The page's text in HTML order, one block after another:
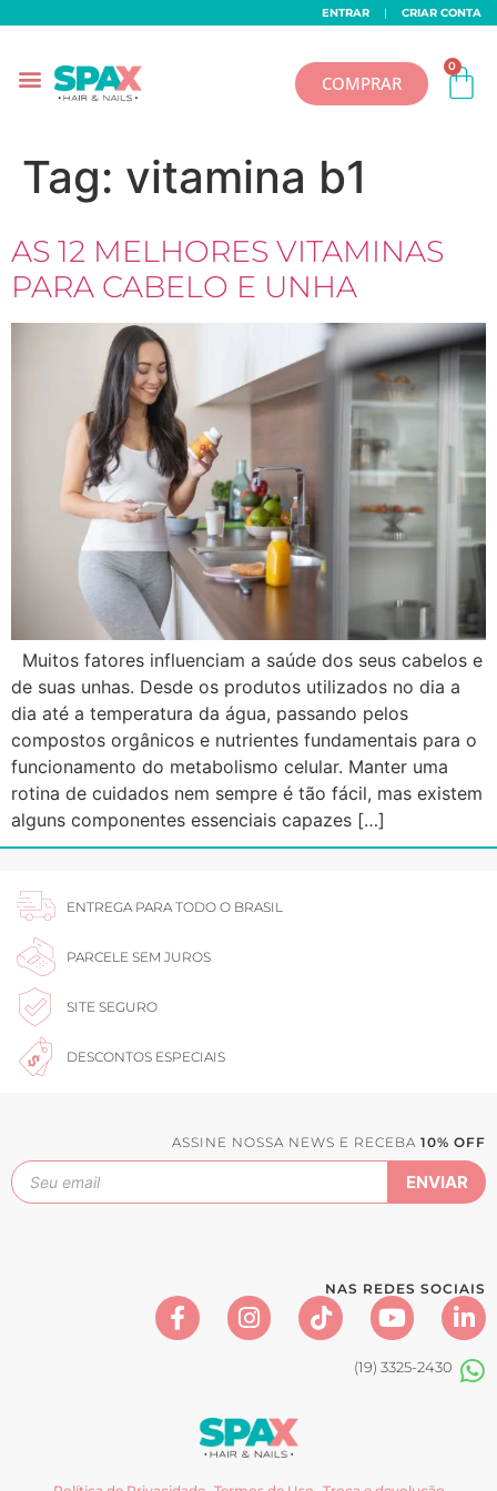
ENTRAR | CRIAR CONTA
COMPRAR
0
Tag: vitamina b1
AS 12 MELHORES VITAMINAS
PARA CABELO E UNHA
Muitos fatores influenciam a saúde dos seus cabelos e
de suas unhas. Desde os produtos utilizados no dia a
dia até a temperatura da água, passando pelos
compostos orgânicos e nutrientes fundamentais para o
funcionamento do metabolismo celular. Manter uma
rotina de cuidados nem sempre é tão fácil, mas existem
alguns componentes essenciais capazes […]
ENTREGA PARA TODO O BRASIL
PARCELE SEM JUROS
SITE SEGURO
DESCONTOS ESPECIAIS
ASSINE NOSSA NEWS E RECEBA 10% OFF
NAS REDES SOCIAIS
(19) 3325-2430